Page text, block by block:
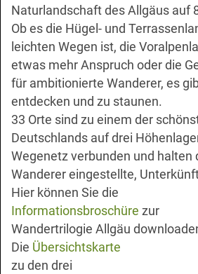
Naturlandschaft des Allgäus auf
Ob es die Hügel- und
leichten Wegen ist, die
etwas mehr Anspruch oder die
für ambitionierte Wanderer, es
entdecken und zu staunen.
33 Orte sind zu einem der
Deutschlands auf drei
Wegenetz verbunden und halten
Wanderer eingestellte,
Hier können Sie die
Informationsbroschüre zur
Wandertrilogie Allgäu
Die Übersichtskarte
zu den drei